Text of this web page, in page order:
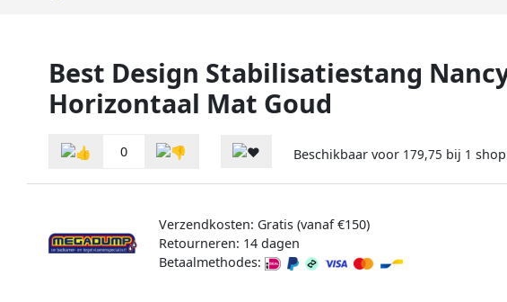
Best Design Stabilisatiestang
Horizontaal Mat Goud
0 Beschikbaar voor 179,75 bij 1
Verzendkosten: Gratis (vanaf €150)
Retourneren: 14 dagen
Betaalmethodes: